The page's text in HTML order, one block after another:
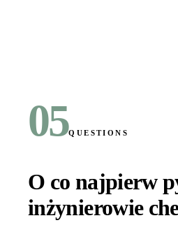
05QUESTIONS
O co najpierw
inżynierowie